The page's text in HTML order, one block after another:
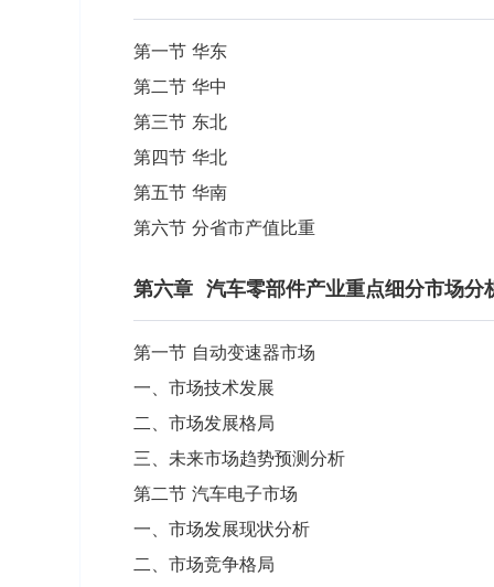
第一节 华东
第二节 华中
第三节 东北
第四节 华北
第五节 华南
第六节 分省市产值比重
第六章 汽车零部件产业重点细分市场分
第一节 自动变速器市场
一、市场技术发展
二、市场发展格局
三、未来市场趋势预测分析
第二节 汽车电子市场
一、市场发展现状分析
二、市场竞争格局